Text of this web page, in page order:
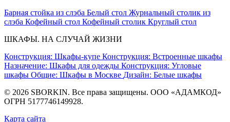
Барная стойка из слэба Белый стол Журнальный столик из
слэба Кофейный стол Кофейный столик Круглый стол
ШКАФЫ. НА СЛУЧАЙ ЖИЗНИ
Конструкция: Шкафы-купе Конструкция: Встроенные шкафы
Назначение: Шкафы для одежды Конструкция: Угловые
шкафы Общие: Шкафы в Москве Дизайн: Белые шкафы
© 2026 SBORKIN. Все права защищены. ООО «АДАМКОД»
ОГРН 5177746149928.
Карта сайта